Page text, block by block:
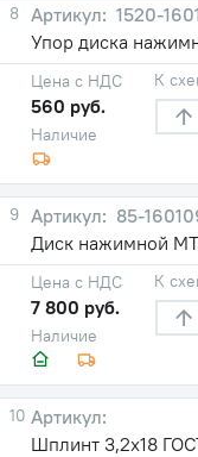
8
1520-
Упор диска
Наличие
Цена с НДС
560 руб.
К
9
85-
Диск нажимной
Наличие
Цена с НДС
7 800 руб.
К
10
Шплинт 3,2х18